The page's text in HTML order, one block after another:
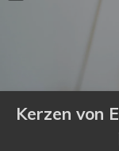
Kerzen von